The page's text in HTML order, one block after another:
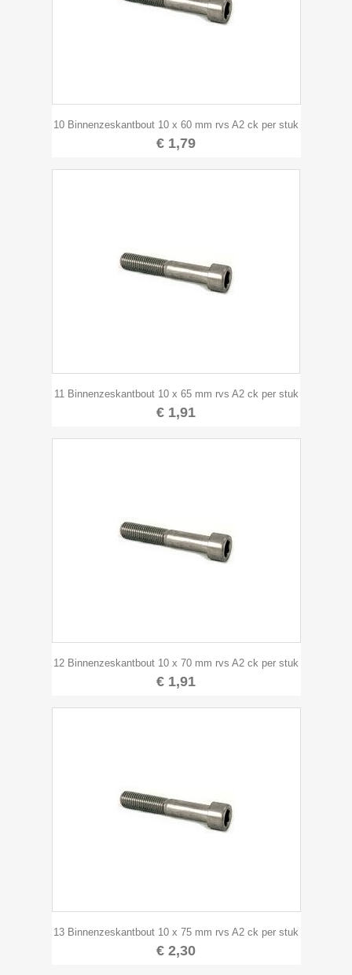
10 Binnenzeskantbout 10 x 60 mm rvs A2 ck per stuk
€ 1,79
11 Binnenzeskantbout 10 x 65 mm rvs A2 ck per stuk
€ 1,91
12 Binnenzeskantbout 10 x 70 mm rvs A2 ck per stuk
€ 1,91
13 Binnenzeskantbout 10 x 75 mm rvs A2 ck per stuk
€ 2,30